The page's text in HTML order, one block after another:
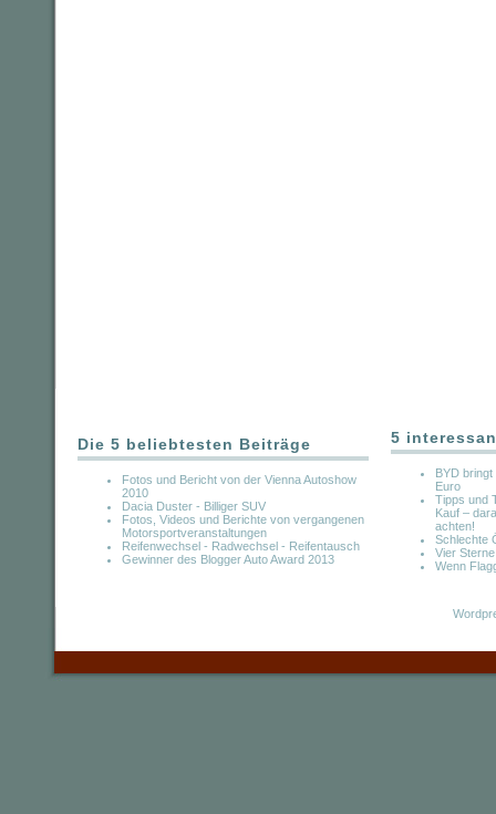
Die 5 beliebtesten Beiträge
Fotos und Bericht von der Vienna Autoshow
2010
Dacia Duster - Billiger SUV
Fotos, Videos und Berichte von vergangenen
Motorsportveranstaltungen
Reifenwechsel - Radwechsel - Reifentausch
Gewinner des Blogger Auto Award 2013
5
BYD
Euro
Tipps und
Kauf –
achten!
Schlechte
Vier
Wenn